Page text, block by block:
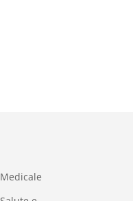
Medicale